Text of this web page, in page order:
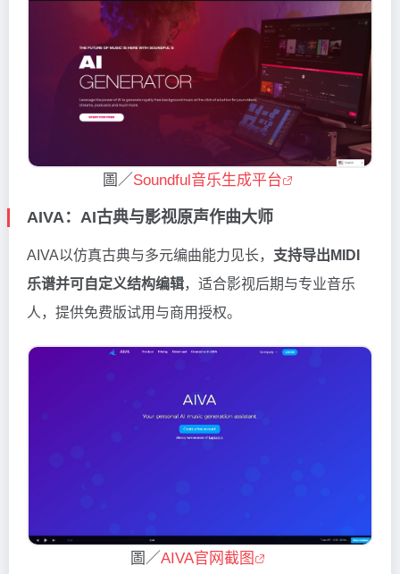
圖／Soundful音乐生成平台
AIVA：AI古典与影视原声作曲大师
AIVA以仿真古典与多元编曲能力见长， 支持导出MIDI
乐谱并可自定义结构编辑，适合影视后期与专业音乐
人，提供免费版试用与商用授权。
圖／AIVA官网截图